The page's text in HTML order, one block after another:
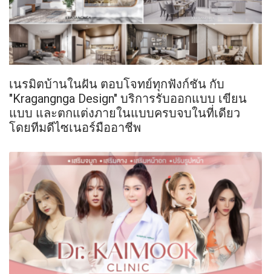
เนรมิตบ้านในฝัน ตอบโจทย์ทุกฟังก์ชัน กับ
"Kragangnga Design" บริการรับออกแบบ เขียน
แบบ และตกแต่งภายในแบบครบจบในที่เดียว
โดยทีมดีไซเนอร์มืออาชีพ